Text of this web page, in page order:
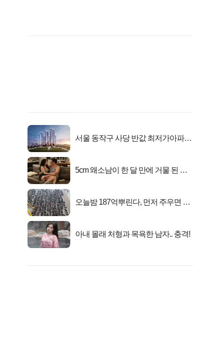
서울 동작구 사당 반값 최저가아파트
5cm 왜소남이 한 달 만에 거물 된 사
오늘밤 187억뿌린다, 먼저 주우면 최
아내 몰래 처형과 목욕한 남자.. 충격!